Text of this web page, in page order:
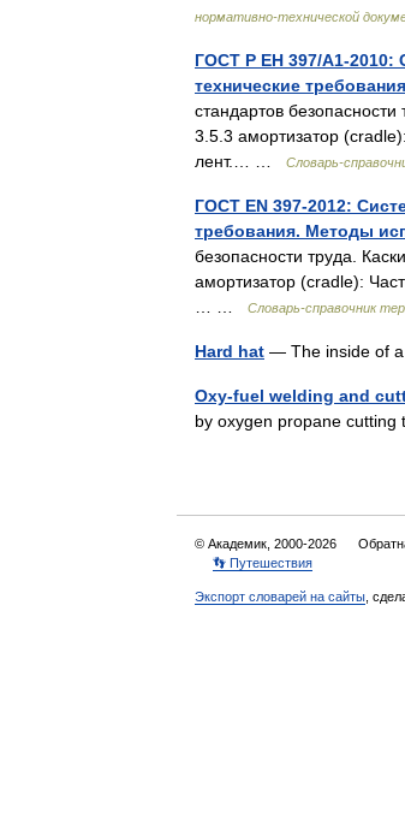
нормативно-технической
ГОСТ Р ЕН 397/А1-2010:
технические
стандартов
3.5.3 амортизатор
лент.… …
Словарь-
ГОСТ EN 397-2012:
требования. Методы
безопасности труда.
амортизатор (cradle):
Словарь-справочник
Hard hat — The inside of
Oxy-fuel welding and
by oxygen propane
© Академик, 2000-2026
👣 Путешествия
Экспорт словарей на сайты ,